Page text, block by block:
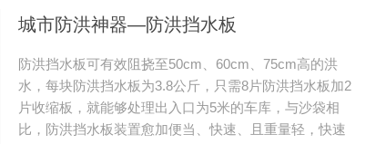
城市防洪神器—防洪挡水板
防洪挡水板可有效阻挠至50cm、60cm、75cm高的洪
水，每块防洪挡水板为3.8公斤，只需8片防洪挡水板加2
片收缩板，就能够处理出入口为5米的车库，与沙袋相
比，防洪挡水板装置愈加便当、快速、且重量轻，快速